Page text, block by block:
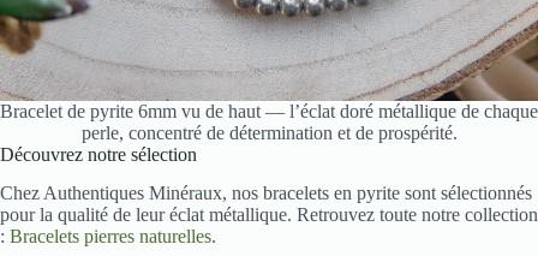
Bracelet de pyrite 6mm vu de haut — l’éclat doré métallique de chaque
perle, concentré de détermination et de prospérité.
Découvrez notre sélection
Chez Authentiques Minéraux, nos bracelets en pyrite sont sélectionnés
pour la qualité de leur éclat métallique. Retrouvez toute notre collection
: Bracelets pierres naturelles.